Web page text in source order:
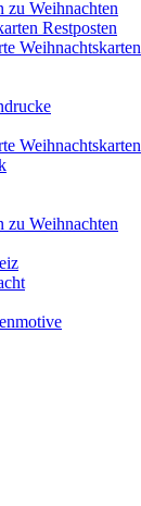
zu Weihnachten
Restposten
Weihnachtskarten
Weihnachtskarten
zu Weihnachten